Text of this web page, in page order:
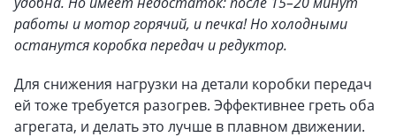
работы и мотор горячий, и печка! Но холодными
останутся коробка передач и редуктор.
Для снижения нагрузки на детали коробки передач
ей тоже требуется разогрев. Эффективнее греть оба
агрегата, и делать это лучше в плавном движении.